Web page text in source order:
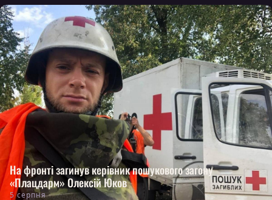
На фронті загинув керівник пошукового загону
«Плацдарм» Олексій Юков
5 серпня